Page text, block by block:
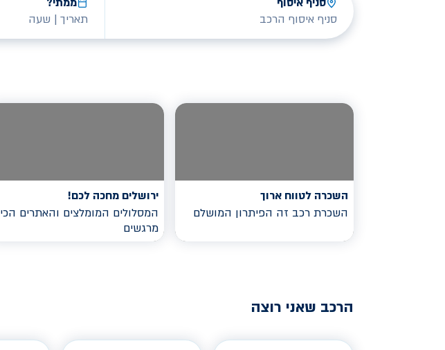
סניף איסוף הרכב
תאריך | שעה
השכרה לטווח ארוך
השכרת רכב זה הפיתרון המושלם
ירושלים מחכה לכם!
המסלולים המומלצים והאתרים הכי
מרגשים
הרכב שאני רוצה